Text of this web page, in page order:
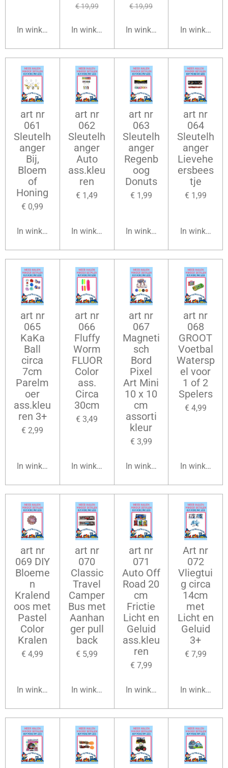
In winkelwagen
€ 19,99
In winkelwagen
€ 19,99
In winkelwagen In
art nr
061
Sleutelh
anger
Bij,
Bloem
of
Honing
€ 0,99
In winkelwagen
art nr
062
Sleutelh
anger
Auto
ass.kleu
ren
€ 1,49
In winkelwagen
art nr
063
Sleutelh
anger
Regenb
oog
Donuts
€ 1,99
In winkelwagen
art nr
064
Sleutelh
anger
Lievehe
ersbees
tje
€ 1,99
In
art nr
065
KaKa
Ball
circa
7cm
Parelm
oer
ass.kleu
ren 3+
€ 2,99
In winkelwagen
art nr
066
Fluffy
Worm
FLUOR
Color
ass.
Circa
30cm
€ 3,49
In winkelwagen
art nr
067
Magneti
sch
Bord
Pixel
Art Mini
10 x 10
cm
assorti
kleur
€ 3,99
In winkelwagen
art nr
068
GROOT
Voetbal
Watersp
el voor
1 of 2
Spelers
€ 4,99
In
art nr
069 DIY
Bloeme
n
Kralend
oos met
Pastel
Color
Kralen
€ 4,99
In winkelwagen
art nr
070
Classic
Travel
Camper
Bus met
Aanhan
ger pull
back
€ 5,99
In winkelwagen
art nr
071
Auto Off
Road 20
cm
Frictie
Licht en
Geluid
ass.kleu
ren
€ 7,99
In winkelwagen
Art nr
072
Vliegtui
g circa
14cm
met
Licht en
Geluid
3+
€ 7,99
In